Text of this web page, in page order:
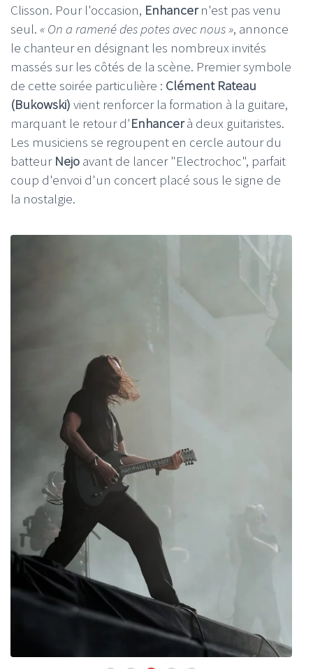
Clisson. Pour l'occasion, Enhancern'est pas venu
seul. « On a ramené des potes avec nous », annonce
le chanteur en désignant les nombreux invités
massés sur les côtés de la scène. Premier symbole
de cette soirée particulière : Clément Rateau
(Bukowski) vient renforcer la formation à la guitare,
marquant le retour d'Enhancerà deux guitaristes.
Les musiciens se regroupent en cercle autour du
batteur Nejo avant de lancer "Electrochoc", parfait
coup d'envoi d'un concert placé sous le signe de
la nostalgie.